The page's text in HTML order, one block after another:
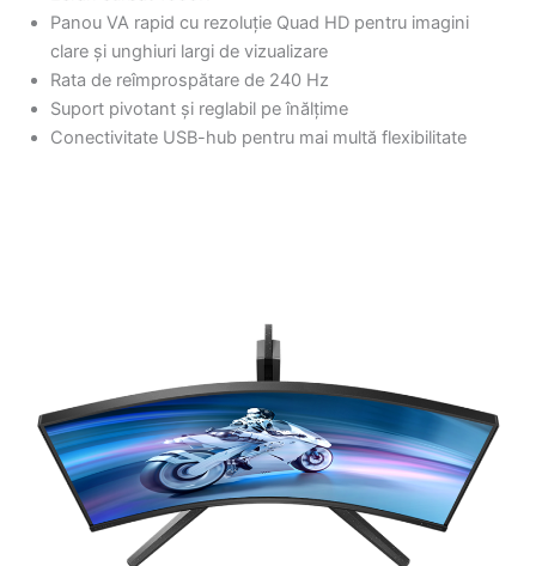
Panou VA rapid cu rezoluție Quad HD pentru imagini
clare și unghiuri largi de vizualizare
Rata de reîmprospătare de 240 Hz
Suport pivotant și reglabil pe înălțime
Conectivitate USB-hub pentru mai multă flexibilitate